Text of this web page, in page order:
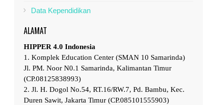
Data Kependidikan
ALAMAT
HIPPER 4.0 Indonesia
1. Komplek Education Center (SMAN 10 Samarinda)
Jl. PM. Noor N0.1 Samarinda, Kalimantan Timur
(CP.08125838993)
2. Jl. H. Dogol No.54, RT.16/RW.7, Pd. Bambu, Kec.
Duren Sawit, Jakarta Timur (CP.085101555903)